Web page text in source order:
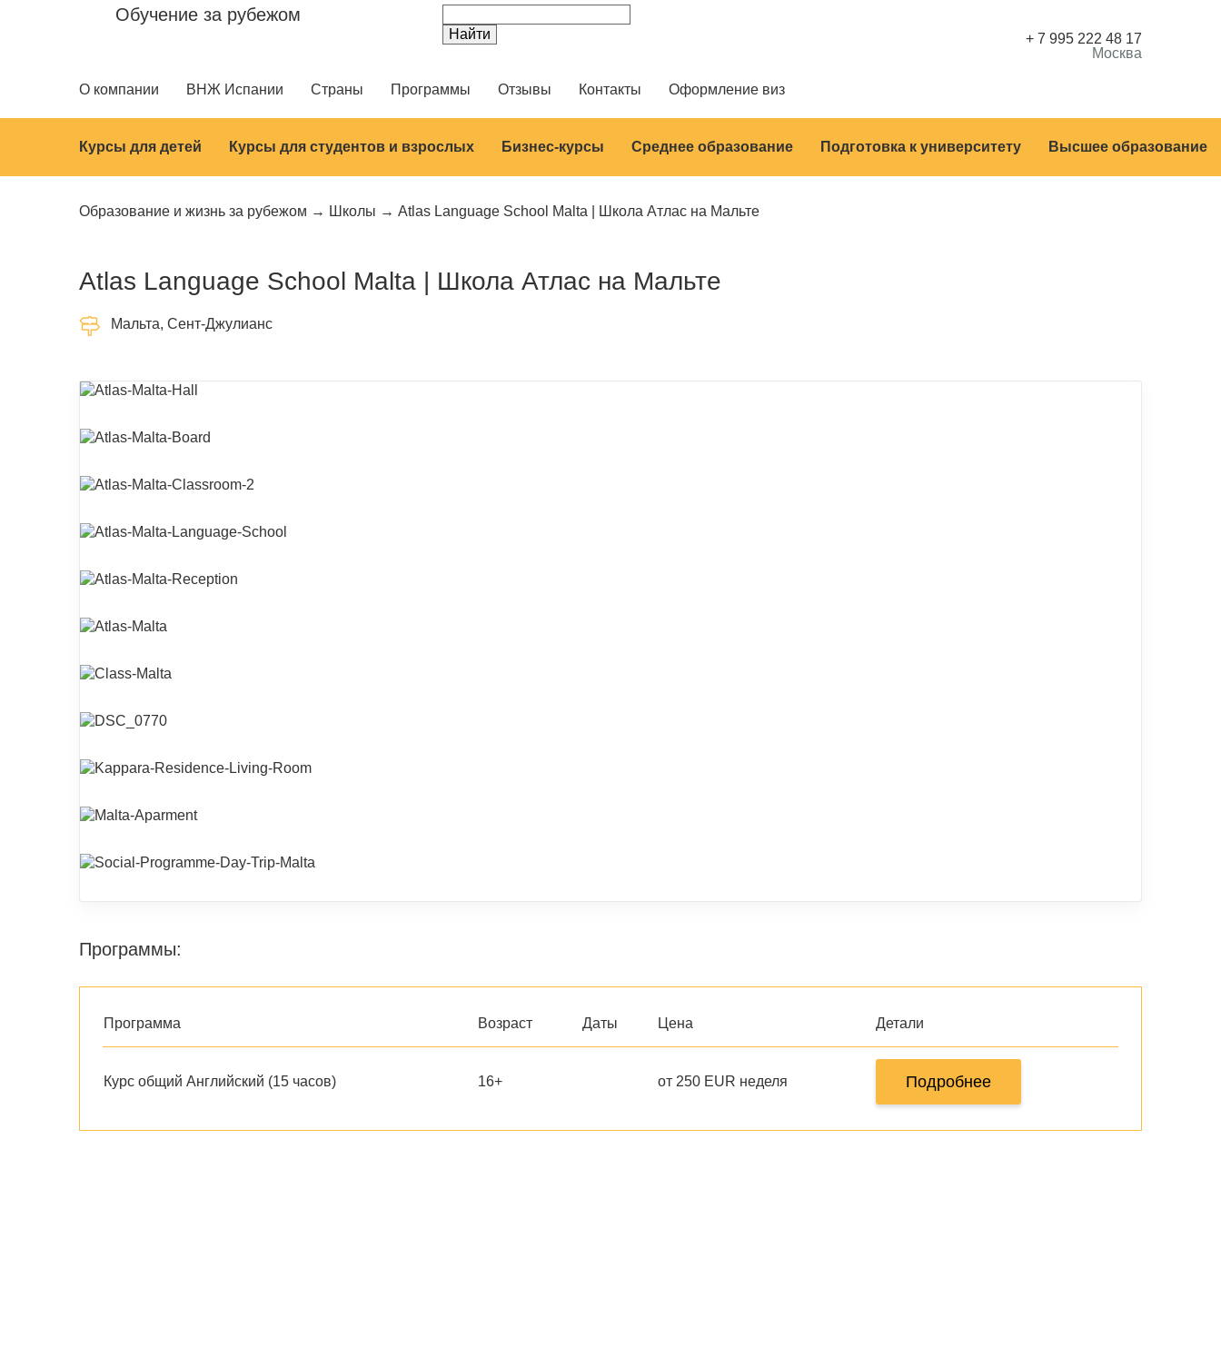
Обучение за рубежом
+ 7 995 222 48 17
Москва
О компании ВНЖ Испании Страны Программы Отзывы Контакты Оформление виз
Курсы для детей Курсы для студентов и взрослых Бизнес-курсы Среднее образование Подготовка к университету Высшее образование
Образование и жизнь за рубежом Школы Atlas Language School Malta | Школа Атлас на Мальте
Atlas Language School Malta | Школа Атлас на Мальте
Мальта, Сент-Джулианс
Программы:
Программа Возраст Даты Цена Детали
Курс общий Английский (15 часов) 16+ от 250 EUR неделя Подробнее